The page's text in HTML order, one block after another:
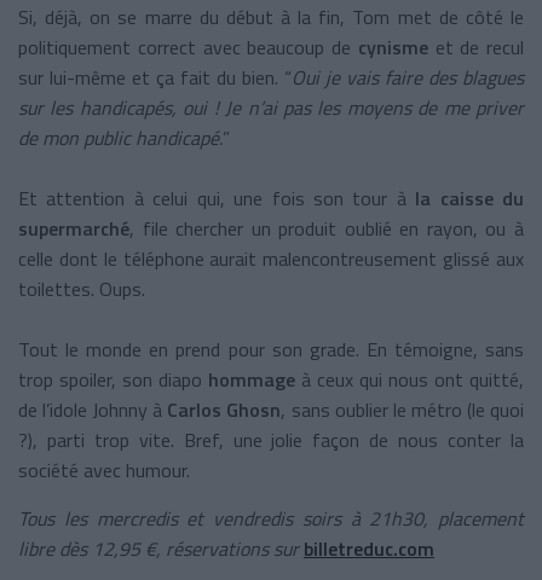
Si, déjà, on se marre du début à la fin, Tom met de côté le
politiquement correct avec beaucoup de cynismeet de recul
sur lui-même et ça fait du bien. “Oui je vais faire des blagues
sur les handicapés, oui ! Je n’ai pas les moyens de me priver
de mon public handicapé.”
Et attention à celui qui, une fois son tour à la caisse du
supermarché, file chercher un produit oublié en rayon, ou à
celle dont le téléphone aurait malencontreusement glissé aux
toilettes. Oups.
Tout le monde en prend pour son grade. En témoigne, sans
trop spoiler, son diapo hommage à ceux qui nous ont quitté,
de l’idole Johnny à Carlos Ghosn, sans oublier le métro (le quoi
?), parti trop vite. Bref, une jolie façon de nous conter la
société avec humour.
Tous les mercredis et vendredis soirs à 21h30, placement
libre dès 12,95 €, réservations surbilletreduc.com